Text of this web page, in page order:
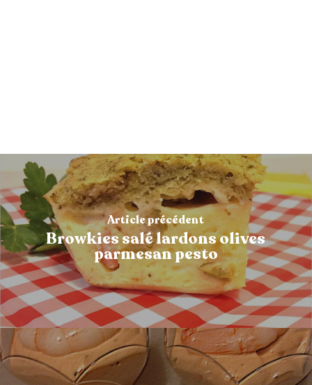
Article précédent
Browkies salé lardons olives
parmesan pesto